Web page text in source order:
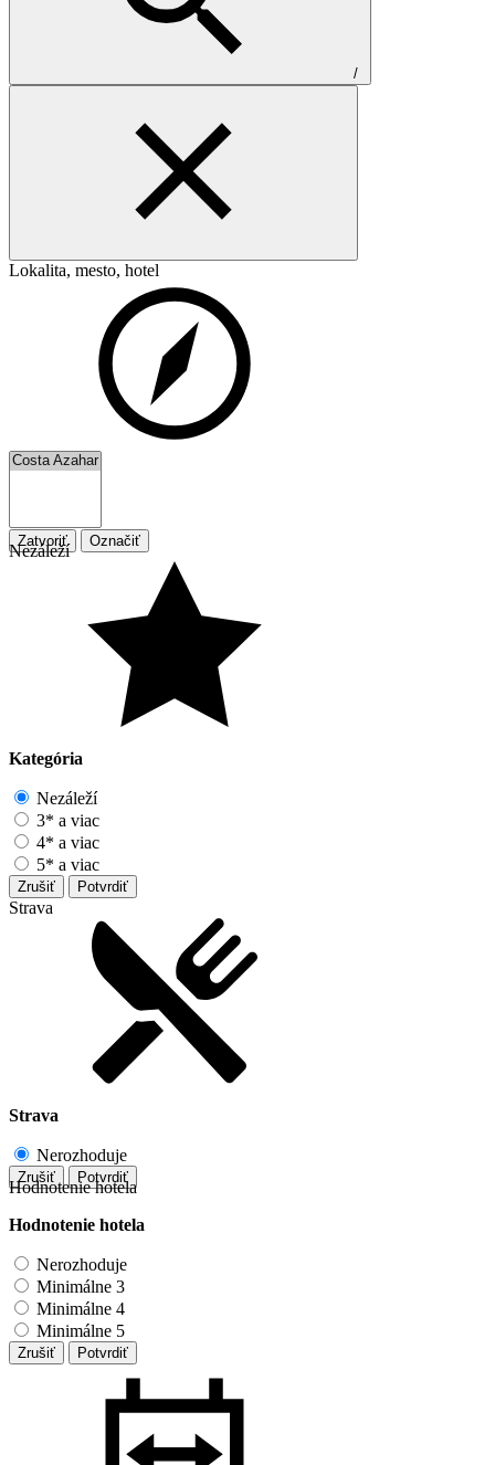
/
Lokalita, mesto, hotel
Zatvoriť Označiť
Nezáleží
Kategória
Nezáleží
3* a viac
4* a viac
5* a viac
Zrušiť Potvrdiť
Strava
Strava
Nerozhoduje
Zrušiť Potvrdiť
Hodnotenie hotela
Hodnotenie hotela
Nerozhoduje
Minimálne 3
Minimálne 4
Minimálne 5
Zrušiť Potvrdiť